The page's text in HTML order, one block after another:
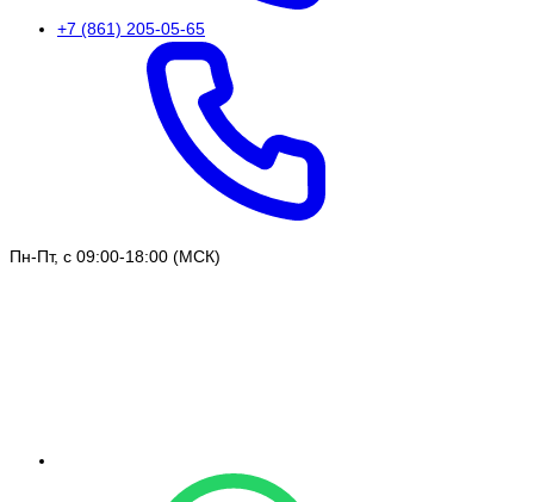
+7 (861) 205-05-65
Пн-Пт, с 09:00-18:00 (МСК)